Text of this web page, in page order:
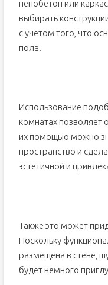
пенобетон или
выбирать
с учетом того, что
пола.
Использование
комнатах позволяет
их помощью можно
пространство и
эстетичной и
Также это может
Поскольку
размещена в стене,
будет немного